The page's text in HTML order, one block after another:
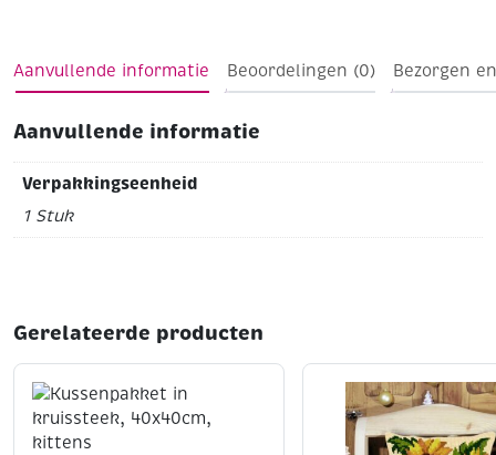
Aanvullende informatie Beoordelingen (0) Bezorgen
Aanvullende informatie
Verpakkingseenheid
1 Stuk
Gerelateerde producten